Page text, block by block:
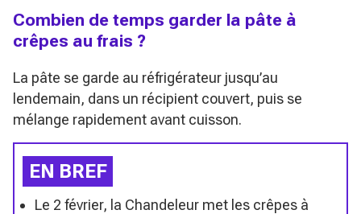
Combien de temps garder la pâte à
crêpes au frais ?
La pâte se garde au réfrigérateur jusqu’au
lendemain, dans un récipient couvert, puis se
mélange rapidement avant cuisson.
EN BREF
Le 2 février, la Chandeleur met les crêpes à